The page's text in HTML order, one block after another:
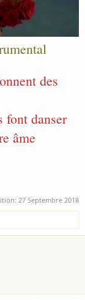
des
font danser
âme
27 Septembre 2018